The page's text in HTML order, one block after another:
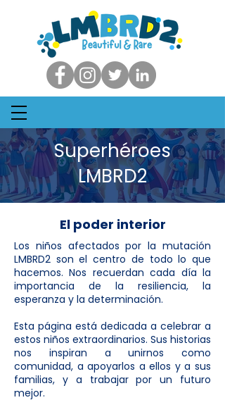
Superhéroes
LMBRD2
El poder interior
Los niños afectados por la mutación
LMBRD2 son el centro de todo lo que
hacemos. Nos recuerdan cada día la
importancia de la resiliencia, la
esperanza y la determinación.
Esta página está dedicada a celebrar a
estos niños extraordinarios. Sus historias
nos inspiran a unirnos como
comunidad, a apoyarlos a ellos y a sus
familias, y a trabajar por un futuro
mejor.